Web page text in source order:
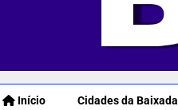
Início Cidades da Baixada